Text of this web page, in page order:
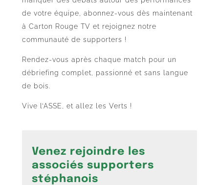
de votre équipe, abonnez-vous dès maintenant
à Carton Rouge TV et rejoignez notre
communauté de supporters !
Rendez-vous après chaque match pour un
débriefing complet, passionné et sans langue
de bois.
Vive l’ASSE, et allez les Verts !
Venez rejoindre les
associés supporters
stéphanois